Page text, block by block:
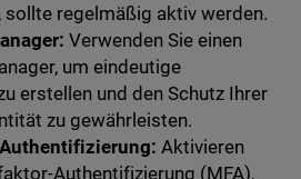
sollte regelmäßig aktiv werden.
Verwenden Sie einen
um eindeutige
erstellen und den Schutz Ihrer
zu gewährleisten.
Aktivieren
Authentifizierung (MFA),